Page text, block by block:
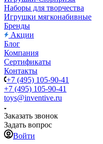
Наборы для творчества
Игрушки мягконабивные
Бренды
Акции
Блог
Компания
Сертификаты
Контакты
+7 (495) 105-90-41
+7 (495) 105-90-41
toys@inventive.ru
Заказать звонок
Задать вопрос
Войти